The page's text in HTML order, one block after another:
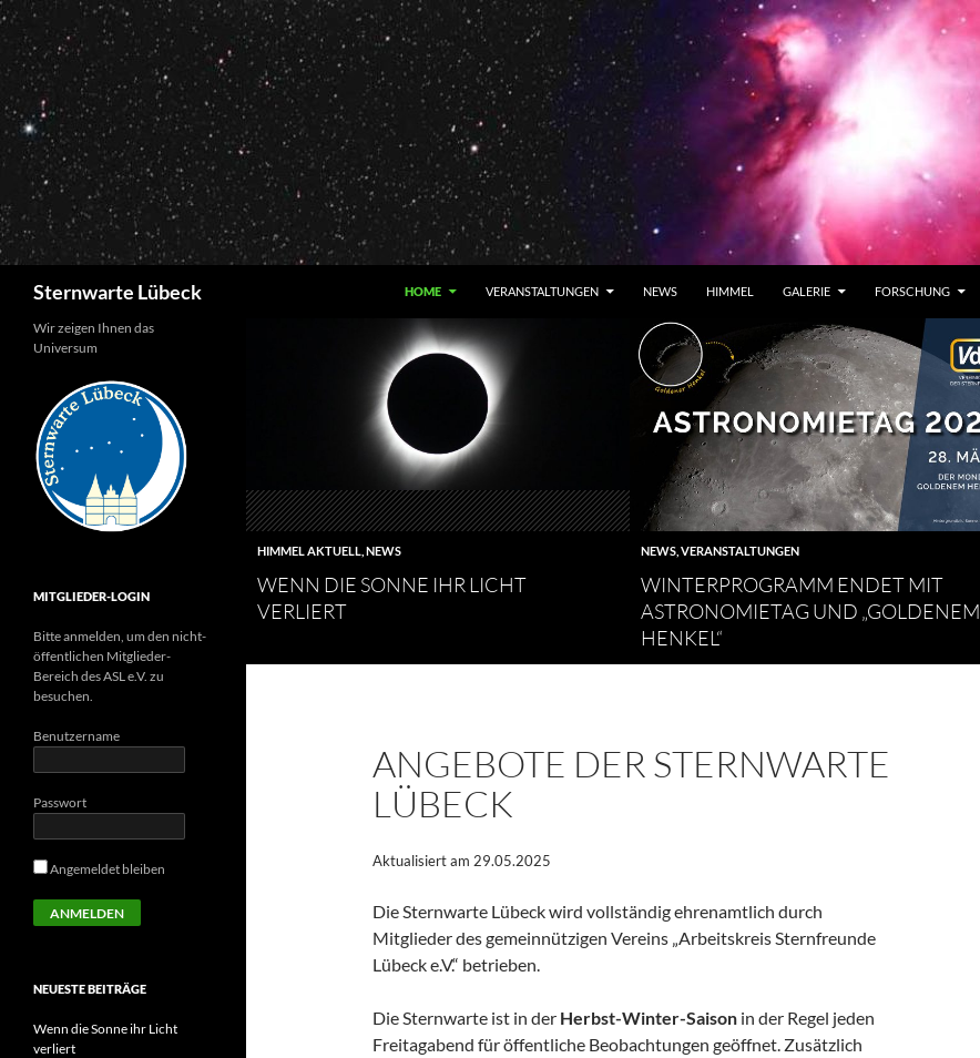
Zum
Inhalt
springen
Sternwarte Lübeck HOME VERANSTALTUNGEN NEWS HIMMEL GALERIE FORSCHUNG
HIMMEL AKTUELL NEWS
WENN DIE SONNE IHR LICHT
VERLIERT
NEWS VERANSTALTUNGEN
WINTERPROGRAMM ENDET MIT
ASTRONOMIETAG UND „GOLDENEM
HENKEL“
ANGEBOTE DER STERNWARTE
LÜBECK
Aktualisiert am 29.05.2025
Die Sternwarte Lübeck wird vollständig ehrenamtlich durch
Mitglieder des gemeinnützigen Vereins „Arbeitskreis Sternfreunde
Lübeck e.V.“ betrieben.
Die Sternwarte ist in der Herbst-Winter-Saison in der Regel jeden
Freitagabend für öffentliche Beobachtungen geöffnet. Zusätzlich
Wir zeigen Ihnen das
Universum
MITGLIEDER-LOGIN
Bitte anmelden, um den nicht-
öffentlichen Mitglieder-
Bereich des ASL e.V. zu
besuchen.
Benutzername
Passwort
Angemeldet bleiben
NEUESTE BEITRÄGE
Wenn die Sonne ihr Licht
verliert